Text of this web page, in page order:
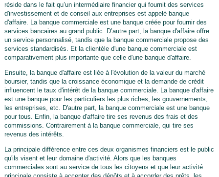
réside dans le fait qu’un intermédiaire financier qui fournit des services
d'investissement et de conseil aux entreprises est appelé banque
d'affaire. La banque commerciale est une banque créée pour fournir des
services bancaires au grand public. D’autre part, la banque d'affaire offre
un service personnalisé, tandis que la banque commerciale propose des
services standardisés. Et la clientèle d'une banque commerciale est
comparativement plus importante que celle d'une banque d'affaire.
Ensuite, la banque d'affaire est liée à l'évolution de la valeur du marché
boursier, tandis que la croissance économique et la demande de crédit
influencent le taux d'intérêt de la banque commerciale. La banque d'affaire
est une banque pour les particuliers les plus riches, les gouvernements,
les entreprises, etc. D'autre part, la banque commerciale est une banque
pour tous. Enfin, la banque d'affaire tire ses revenus des frais et des
commissions. Contrairement à la banque commerciale, qui tire ses
revenus des intérêts.
La principale différence entre ces deux organismes financiers est le public
qu'ils visent et leur domaine d'activité. Alors que les banques
commerciales sont au service de tous les citoyens et que leur activité